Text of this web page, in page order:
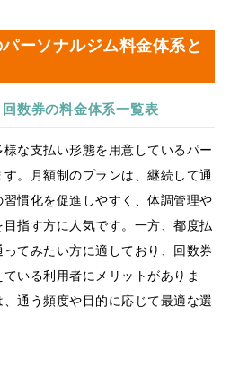
ーソナルジム料金体系と
数券の料金体系一覧表
な支払い形態を用意しているパー
。月額制のプランは、継続して通
慣化を促進しやすく、体調管理や
指す方に人気です。一方、都度払
てみたい方に適しており、回数券
いる利用者にメリットがありま
通う頻度や目的に応じて最適な選